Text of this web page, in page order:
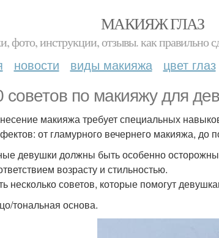
МАКИЯЖ ГЛАЗ
фото, инструкции, отзывы. как правильно
новости виды макияжа цвет глаз
советов по макияжу для
макияжа требует специальных
от гламурного вечернего макияжа, до
девушки должны быть особенно
возрасту и стильностью.
несколько советов, которые помогут
тональная основа.